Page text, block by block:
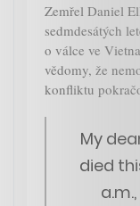
Zemřel Daniel
sedmdesátých
o válce ve
vědomy, že
konfliktu
My
died